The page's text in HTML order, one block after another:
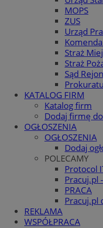
MOPS
ZUS
Urząd
Straż
Straż
Sąd
KATALOG FIRM
Katalog firm
Dodaj firmę
OGŁOSZENIA
OGŁOSZENIA
Dodaj
POLECAMY
Protocol
Pracuj.pl
PRACA
Pracuj.pl
REKLAMA
WSPÓŁPRACA